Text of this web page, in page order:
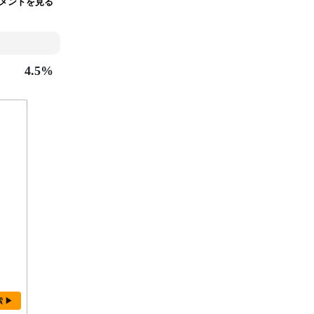
4.5%
▶